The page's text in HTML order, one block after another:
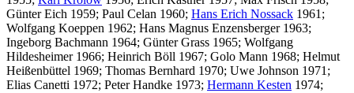
Günter Eich 1959; Paul Celan 1960; Hans Erich Nossack 1961;
Wolfgang Koeppen 1962; Hans Magnus Enzensberger 1963;
Ingeborg Bachmann 1964; Günter Grass 1965; Wolfgang
Hildesheimer 1966; Heinrich Böll 1967; Golo Mann 1968; Helmut
Heißenbüttel 1969; Thomas Bernhard 1970; Uwe Johnson 1971;
Elias Canetti 1972; Peter Handke 1973; Hermann Kesten 1974;